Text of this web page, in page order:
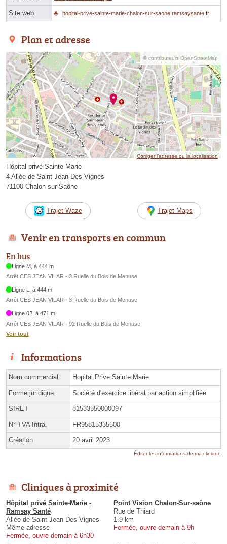
Site web hopital-prive-sainte-marie-chalon-sur-saone.ramsaysante.fr
Plan et adresse
© contributeurs OpenStreetMap
Corriger l’adresse ou la localisation
Hôpital privé Sainte Marie
4 Allée de Saint-Jean-Des-Vignes
71100 Chalon-sur-Saône
Trajet Waze Trajet Maps
Venir en transports en commun
En bus
Ligne M, à 444 m
Arrêt CES JEAN VILAR - 3 Ruelle du Bois de Menuse
Ligne L, à 444 m
Arrêt CES JEAN VILAR - 3 Ruelle du Bois de Menuse
Ligne 02, à 471 m
Arrêt CES JEAN VILAR - 92 Ruelle du Bois de Menuse
Voir tout
Informations
Nom commercial Hopital Prive Sainte Marie
Forme juridique Société d'exercice libéral par action simplifiée
SIRET 81533550000097
N° TVA Intra. FR95815335500
Création 20 avril 2023
Éditer les informations de ma clinique
Cliniques à proximité
Hôpital privé Sainte-Marie -
Ramsay Santé
Allée de Saint-Jean-Des-Vignes
Même adresse
Fermée, ouvre demain à 6h30
Point Vision Chalon-Sur-saône
Rue de Thiard
1.9 km
Fermée, ouvre demain à 9h